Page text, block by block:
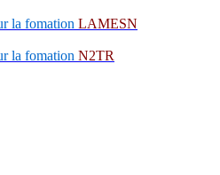
la fomation LAMESN
la fomation N2TR